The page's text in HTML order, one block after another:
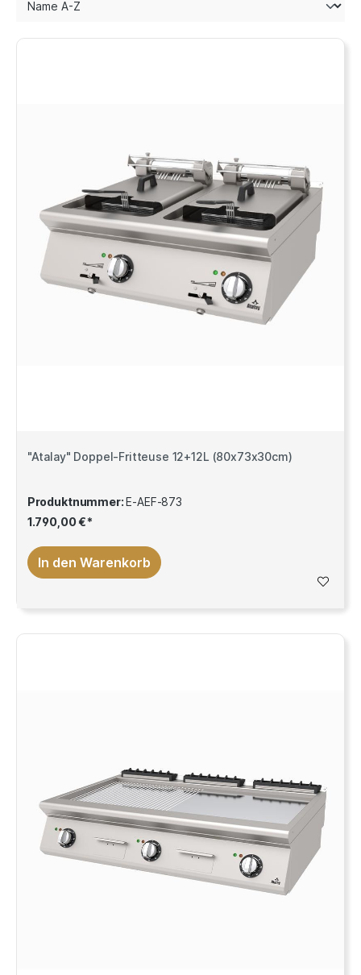
"Atalay" Doppel-Fritteuse 12+12L (80x73x30cm)
Produktnummer:E-AEF-873
1.790,00 €*
In den Warenkorb